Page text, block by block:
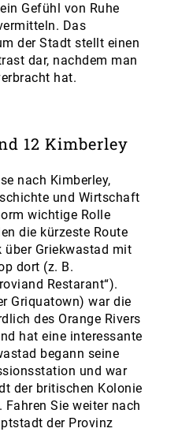
Gefühl von Ruhe
Das
der Stadt stellt einen
dar, nachdem man
hat.
12 Kimberley
nach Kimberley,
und Wirtschaft
wichtige Rolle
die kürzeste Route
über Griekwastad mit
dort (z. B.
Restarant“).
Griquatown) war die
des Orange Rivers
hat eine interessante
begann seine
und war
der britischen Kolonie
Fahren Sie weiter nach
der Provinz